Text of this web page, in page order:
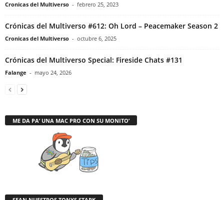
Cronicas del Multiverso - febrero 25, 2023
Crónicas del Multiverso #612: Oh Lord – Peacemaker Season 2
Cronicas del Multiverso - octubre 6, 2025
Crónicas del Multiverso Special: Fireside Chats #131
Falange - mayo 24, 2026
ME DA PA’ UNA MAC PRO CON SU MONITO’